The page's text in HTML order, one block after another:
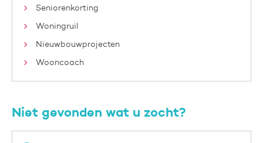
Seniorenkorting
Woningruil
Nieuwbouwprojecten
Wooncoach
Niet gevonden wat u zocht?